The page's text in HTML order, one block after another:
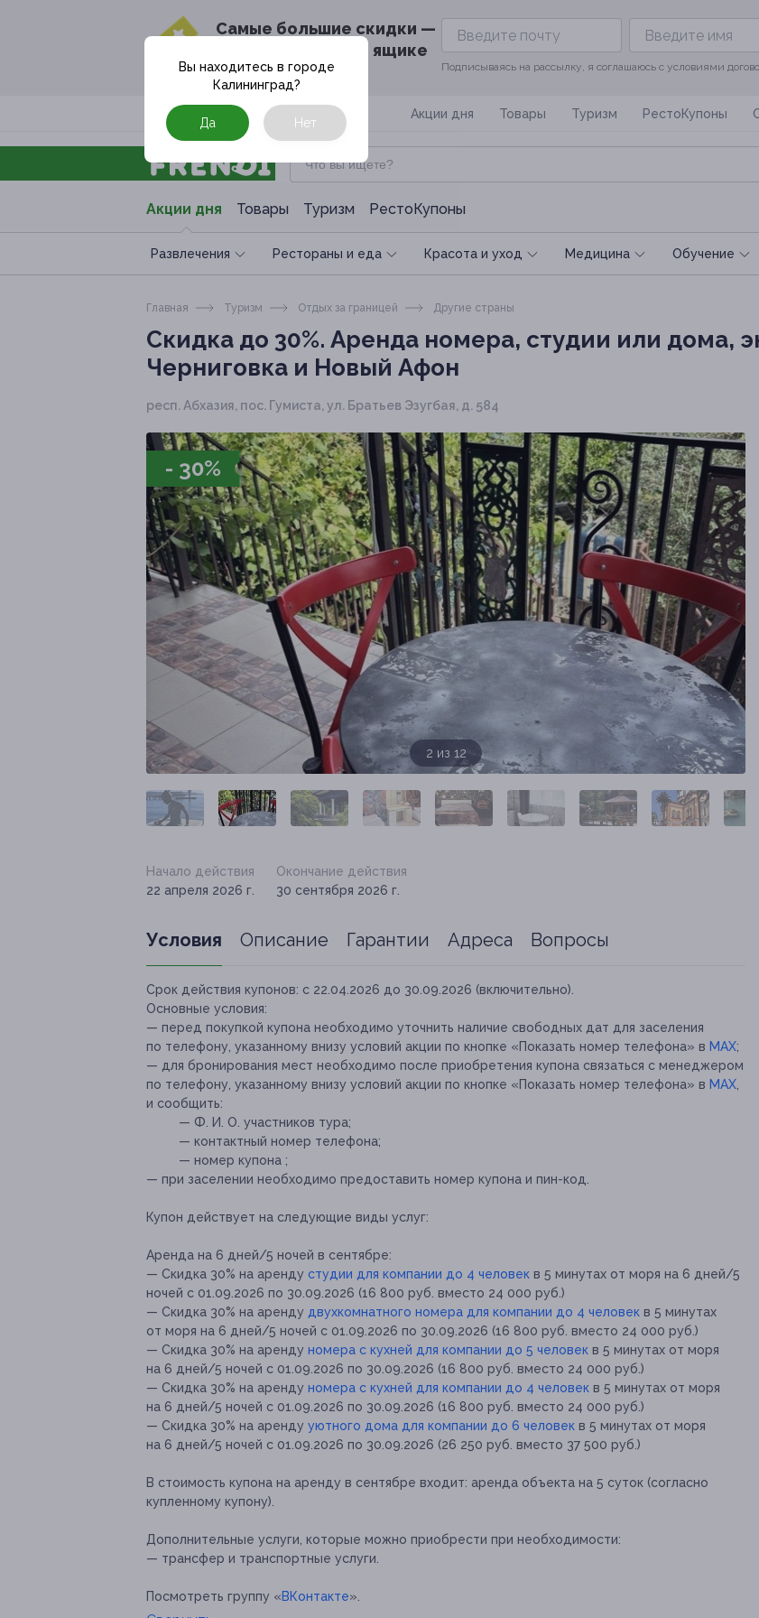
Cамые большие скидки —
в твоём почтовом ящике
Подписываясь на рассылку, я соглашаюсь с условиями
Москва Акции дня Товары Туризм РестоКупоны
Акции дня Товары Туризм РестоКупоны
Развлечения Рестораны и еда Красота и уход Медицина Обучение
Вы находитесь в городе
Калининград?
Да Нет
Главная Туризм Отдых за границей Другие страны
Скидка до 30%. Аренда номера, студии или дома,
Черниговка и Новый Афон
респ. Абхазия, пос. Гумиста, ул. Братьев Эзугбая, д. 584
- 30%
3 из 12
Начало действия
22 апреля 2026 г.
Окончание действия
30 сентября 2026 г.
Условия Описание Гарантии Адреса Вопросы
Срок действия купонов: с 22.04.2026 до 30.09.2026 (включительно).
Основные условия:
— перед покупкой купона необходимо уточнить наличие свободных дат для заселения
по телефону, указанному внизу условий акции по кнопке «Показать номер телефона» в MAX;
— для бронирования мест необходимо после приобретения купона связаться с менеджером
по телефону, указанному внизу условий акции по кнопке «Показать номер телефона» в MAX
и сообщить:
— Ф. И. О. участников тура;
— контактный номер телефона;
— номер купона ;
— при заселении необходимо предоставить номер купона и пин-код.
Купон действует на следующие виды услуг:
Аренда на 6 дней/5 ночей в сентябре:
— Скидка 30% на аренду студии для компании до 4 человек в 5 минутах от моря на 6 дней/5
ночей с 01.09.2026 по 30.09.2026 (16 800 руб. вместо 24 000 руб.)
— Скидка 30% на аренду двухкомнатного номера для компании до 4 человек в 5 минутах
от моря на 6 дней/5 ночей с 01.09.2026 по 30.09.2026 (16 800 руб. вместо 24 000 руб.)
— Скидка 30% на аренду номера с кухней для компании до 5 человек в 5 минутах от моря
на 6 дней/5 ночей с 01.09.2026 по 30.09.2026 (16 800 руб. вместо 24 000 руб.)
— Скидка 30% на аренду номера с кухней для компании до 4 человек в 5 минутах от моря
на 6 дней/5 ночей с 01.09.2026 по 30.09.2026 (16 800 руб. вместо 24 000 руб.)
— Скидка 30% на аренду уютного дома для компании до 6 человек в 5 минутах от моря
на 6 дней/5 ночей с 01.09.2026 по 30.09.2026 (26 250 руб. вместо 37 500 руб.)
В стоимость купона на аренду в сентябре входит: аренда объекта на 5 суток (согласно
купленному купону).
Дополнительные услуги, которые можно приобрести при необходимости:
— трансфер и транспортные услуги.
Посмотреть группу «ВКонтакте».